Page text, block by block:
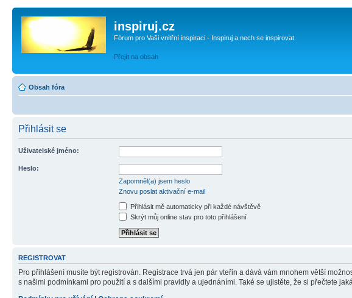
inspiruj.cz
Fórum pro Vaši vnitřní inspiraci - Inspiruj a nech se inspirovat.
Přejít na obsah
Obsah fóra
Přihlásit se
Uživatelské jméno:
Heslo:
Zapomněl(a) jsem heslo
Znovu poslat aktivační e-mail
Přihlásit mě automaticky při každé návštěvě
Skrýt můj online stav pro toto přihlášení
REGISTROVAT
Pro přihlášení musíte být registrován. Registrace trvá jen pár vteřin a dává vám mnohem větší
s našimi podmínkami pro použití a s dalšími pravidly a ujednáními. Také se ujistěte, že si přečtete